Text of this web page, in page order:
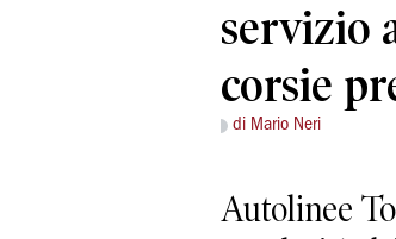
servizio
corsie
di Mario Neri
Autolinee